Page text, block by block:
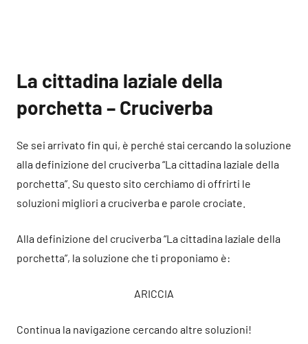
La cittadina laziale della
porchetta – Cruciverba
Se sei arrivato fin qui, è perché stai cercando la soluzione
alla definizione del cruciverba “La cittadina laziale della
porchetta”. Su questo sito cerchiamo di offrirti le
soluzioni migliori a cruciverba e parole crociate.
Alla definizione del cruciverba “La cittadina laziale della
porchetta”, la soluzione che ti proponiamo è:
ARICCIA
Continua la navigazione cercando altre soluzioni!